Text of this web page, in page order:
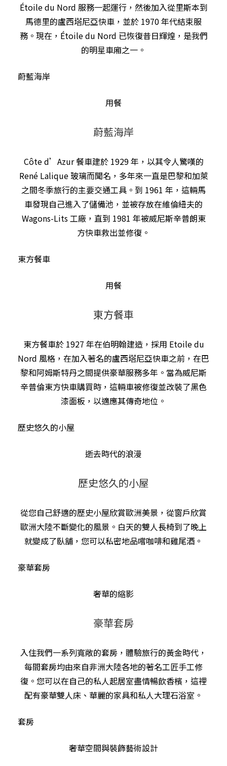
Étoile du Nord 服務一起運行，然後加入從里斯本到
馬德里的盧西塔尼亞快車，並於 1970 年代結束服
務。現在，Étoile du Nord 已恢復昔日輝煌，是我們
的明星車廂之一。
蔚藍海岸
用餐
蔚藍海岸
Côte d’Azur 餐車建於 1929 年，以其令人驚嘆的
René Lalique 玻璃而聞名，多年來一直是巴黎和加萊
之間冬季旅行的主要交通工具。到 1961 年，這輛馬
車發現自己進入了儲備池，並被存放在維倫紐夫的
Wagons-Lits 工廠，直到 1981 年被威尼斯辛普朗東
方快車救出並修復。
東方餐車
用餐
東方餐車
東方餐車於 1927 年在伯明翰建造，採用 Etoile du
Nord 風格，在加入著名的盧西塔尼亞快車之前，在巴
黎和阿姆斯特丹之間提供豪華服務多年。當為威尼斯
辛普倫東方快車購買時，這輛車被修復並改裝了黑色
漆面板，以適應其傳奇地位。
歷史悠久的小屋
逝去時代的浪漫
歷史悠久的小屋
從您自己舒適的歷史小屋欣賞歐洲美景，從窗戶欣賞
歐洲大陸不斷變化的風景。白天的雙人長椅到了晚上
就變成了臥舖，您可以私密地品嚐咖啡和雞尾酒。
豪華套房
奢華的縮影
豪華套房
入住我們一系列寬敞的套房，體驗旅行的黃金時代，
每間套房均由來自非洲大陸各地的著名工匠手工修
復。您可以在自己的私人起居室盡情暢飲香檳，這裡
配有豪華雙人床、華麗的家具和私人大理石浴室。
套房
奢華空間與裝飾藝術設計